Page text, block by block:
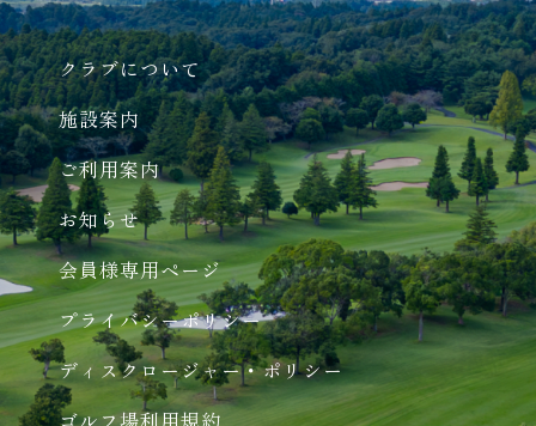
クラブについて
施設案内
ご利用案内
お知らせ
会員様専用ページ
プライバシーポリシー
ディスクロージャー・ポリシー
ゴルフ場利用規約